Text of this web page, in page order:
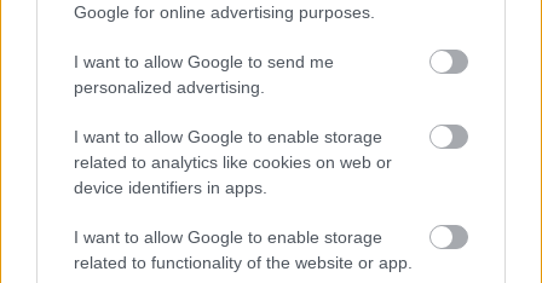
Google for online advertising purposes.
I want to allow Google to send me
personalized advertising.
I want to allow Google to enable storage
related to analytics like cookies on web or
device identifiers in apps.
I want to allow Google to enable storage
related to functionality of the website or app.
Εγχειρίδιο online
Δικαίωμα συμμετοχής
Δικαίωμα συμμετοχής στις Εκπαιδεύσεις έχουν όλα τα
Ενήλικα Στελέχη που έχουν δηλώσει το προσωπικό
πλάνο Εκπαίδευσης τους και έχουν απογραφεί οι ίδιοι
Προκειμένου ένα Ενήλικο Στέλεχος, Μέλος